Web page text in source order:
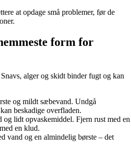
at opdage små problemer, før de
form for
alger og skidt binder fugt og kan
og mildt sæbevand. Undgå
beskadige overfladen.
og lidt opvaskemiddel. Fjern rust med en
en klud.
vand og en almindelig børste – det